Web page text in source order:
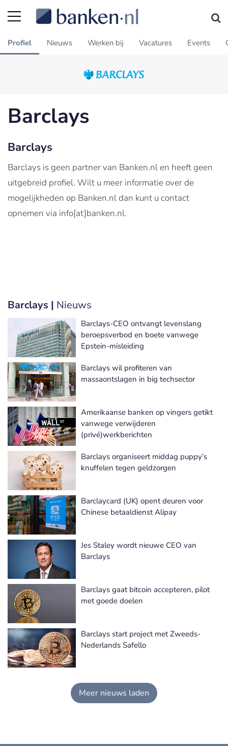
Profiel Nieuws Werken bij Vacatures Events
Barclays
Barclays
Barclays is geen partner van Banken.nl en heeft geen
uitgebreid profiel. Wilt u meer informatie over de
mogelijkheden op Banken.nl dan kunt u contact
opnemen via info[at]banken.nl.
Barclays | Nieuws
Barclays-CEO ontvangt levenslang
beroepsverbod en boete vanwege
Epstein-misleiding
Barclays wil profiteren van
massaontslagen in big techsector
Amerikaanse banken op vingers getikt
vanwege verwijderen
(privé)werkberichten
Barclays organiseert middag puppy’s
knuffelen tegen geldzorgen
Barclaycard (UK) opent deuren voor
Chinese betaaldienst Alipay
Jes Staley wordt nieuwe CEO van
Barclays
Barclays gaat bitcoin accepteren, pilot
met goede doelen
Barclays start project met Zweeds-
Nederlands Safello
Meer nieuws laden